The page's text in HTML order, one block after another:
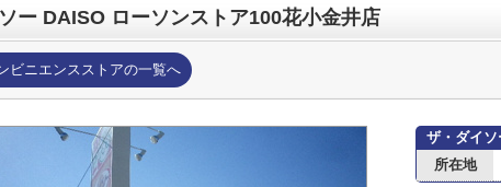
ー DAISO ローソンストア100花小金井店
ビニエンスストアの一覧へ
ザ・ダイ
所在地